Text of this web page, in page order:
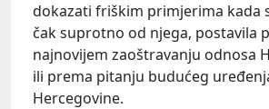
dokazati friškim primjerima kada
čak suprotno od njega, postavila
najnovijem zaoštravanju odnosa
ili prema pitanju budućeg
Hercegovine.